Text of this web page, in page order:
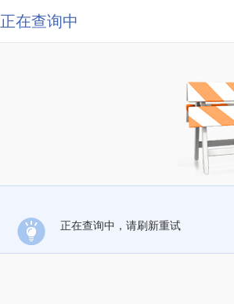
正在查询中
正在查询中，请刷新重试